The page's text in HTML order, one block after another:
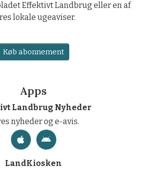
Effektivt Landbrug eller en af
lokale ugeaviser.
Køb abonnement
Apps
Landbrug Nyheder
nyheder og e-avis.
LandKiosken